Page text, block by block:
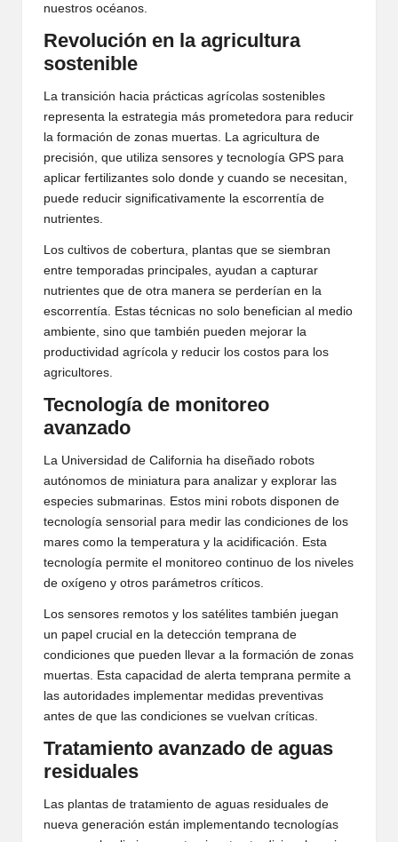
nuestros océanos.
Revolución en la agricultura
sostenible
La transición hacia prácticas agrícolas sostenibles
representa la estrategia más prometedora para reducir
la formación de zonas muertas. La agricultura de
precisión, que utiliza sensores y tecnología GPS para
aplicar fertilizantes solo donde y cuando se necesitan,
puede reducir significativamente la escorrentía de
nutrientes.
Los cultivos de cobertura, plantas que se siembran
entre temporadas principales, ayudan a capturar
nutrientes que de otra manera se perderían en la
escorrentía. Estas técnicas no solo benefician al medio
ambiente, sino que también pueden mejorar la
productividad agrícola y reducir los costos para los
agricultores.
Tecnología de monitoreo
avanzado
La Universidad de California ha diseñado robots
autónomos de miniatura para analizar y explorar las
especies submarinas. Estos mini robots disponen de
tecnología sensorial para medir las condiciones de los
mares como la temperatura y la acidificación. Esta
tecnología permite el monitoreo continuo de los niveles
de oxígeno y otros parámetros críticos.
Los sensores remotos y los satélites también juegan
un papel crucial en la detección temprana de
condiciones que pueden llevar a la formación de zonas
muertas. Esta capacidad de alerta temprana permite a
las autoridades implementar medidas preventivas
antes de que las condiciones se vuelvan críticas.
Tratamiento avanzado de aguas
residuales
Las plantas de tratamiento de aguas residuales de
nueva generación están implementando tecnologías